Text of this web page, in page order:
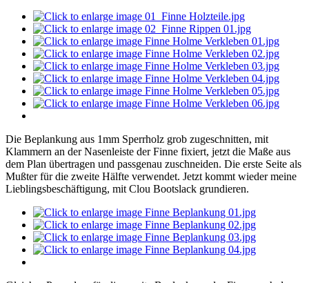
Die Beplankung aus 1mm Sperrholz grob zugeschnitten, mit
Klammern an der Nasenleiste der Finne fixiert, jetzt die Maße aus
dem Plan übertragen und passgenau zuschneiden. Die erste Seite als
Mußter für die zweite Hälfte verwendet. Jetzt kommt wieder meine
Lieblingsbeschäftigung, mit Clou Bootslack grundieren.